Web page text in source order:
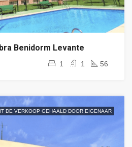
Benidorm Levante
1 1 56
DE VERKOOP GEHAALD DOOR EIGENAAR